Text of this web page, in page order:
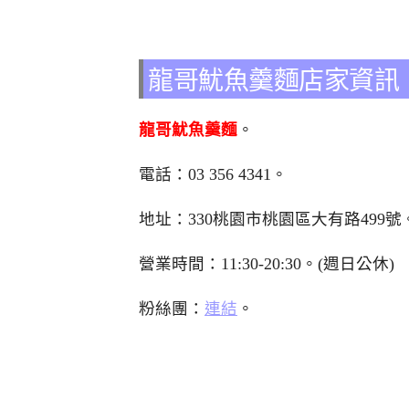
龍哥魷魚羹麵店家資訊
龍哥魷魚羹麵 。
電話： 03 356 4341 。
地址：330桃園市桃園區大有路499號
營業時間：11:30-20:30。(週日公休)
粉絲團： 連結 。